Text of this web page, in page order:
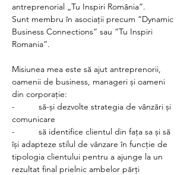
antreprenorial „Tu Inspiri România”.
Sunt membru în asociații precum “Dynamic
Business Connections“ sau “Tu Inspiri
Romania”.
Misiunea mea este să ajut antreprenorii,
oamenii de business, manageri și oameni
din corporație:
-          să-și dezvolte strategia de vânzări și
comunicare
-          să identifice clientul din fața sa și să
își adapteze stilul de vânzare în funcție de
tipologia clientului pentru a ajunge la un
rezultat final prielnic ambelor părți